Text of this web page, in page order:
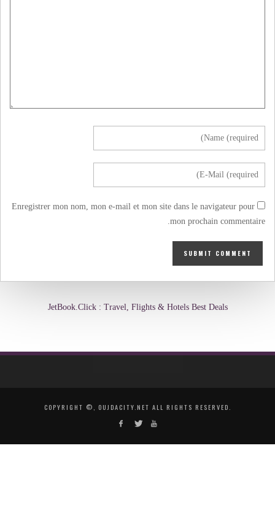
Enregistrer mon nom, mon e-mail et mon site dans le navigateur pour
mon prochain commentaire.
JetBook.Click : Travel, Flights & Hotels Best Deals
COPYRIGHT ©, OUJDACITY.NET ALL RIGHTS RESERVED.